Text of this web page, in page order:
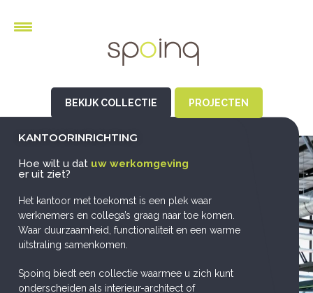
BEKIJK COLLECTIE PROJECTEN
KANTOORINRICHTING
Hoe wilt u dat uw werkomgeving
er uit ziet?
Het kantoor met toekomst is een plek waar
werknemers en collega’s graag naar toe komen.
Waar duurzaamheid, functionaliteit en een warme
uitstraling samenkomen.
Spoinq biedt een collectie waarmee u zich kunt
onderscheiden als interieur-architect of